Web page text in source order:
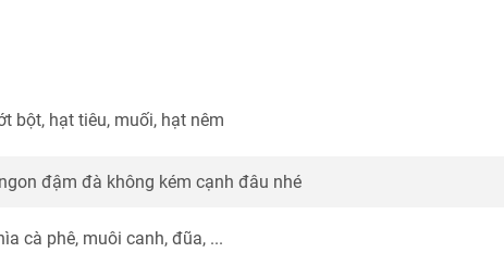
bột, hạt tiêu, muối, hạt nêm
ngon đậm đà không kém cạnh đâu nhé
cà phê, muôi canh, đũa, ...